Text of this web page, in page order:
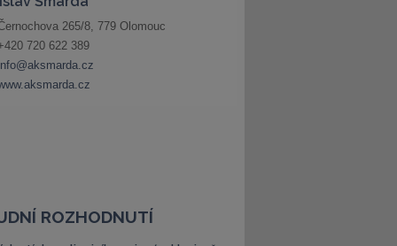
ROZHODNUTÍ